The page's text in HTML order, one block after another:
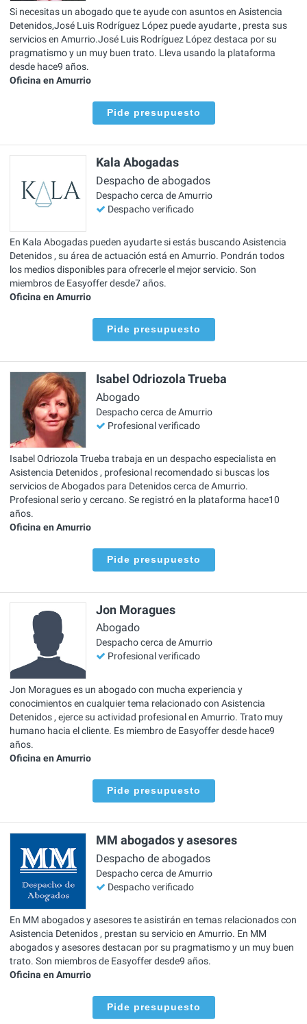
Si necesitas un abogado que te ayude con asuntos en Asistencia
Detenidos,José Luis Rodríguez López puede ayudarte , presta sus
servicios en Amurrio.José Luis Rodríguez López destaca por su
pragmatismo y un muy buen trato. Lleva usando la plataforma
desde hace9 años.
Oficina en Amurrio
Pide presupuesto
Kala Abogadas
Despacho de abogados
Despacho cerca de Amurrio
Despacho verificado
En Kala Abogadas pueden ayudarte si estás buscando Asistencia
Detenidos , su área de actuación está en Amurrio. Pondrán todos
los medios disponibles para ofrecerle el mejor servicio. Son
miembros de Easyoffer desde7 años.
Oficina en Amurrio
Pide presupuesto
Isabel Odriozola Trueba
Abogado
Despacho cerca de Amurrio
Profesional verificado
Isabel Odriozola Trueba trabaja en un despacho especialista en
Asistencia Detenidos , profesional recomendado si buscas los
servicios de Abogados para Detenidos cerca de Amurrio.
Profesional serio y cercano. Se registró en la plataforma hace10
años.
Oficina en Amurrio
Pide presupuesto
Jon Moragues
Abogado
Despacho cerca de Amurrio
Profesional verificado
Jon Moragues es un abogado con mucha experiencia y
conocimientos en cualquier tema relacionado con Asistencia
Detenidos , ejerce su actividad profesional en Amurrio. Trato muy
humano hacia el cliente. Es miembro de Easyoffer desde hace9
años.
Oficina en Amurrio
Pide presupuesto
MM abogados y asesores
Despacho de abogados
Despacho cerca de Amurrio
Despacho verificado
En MM abogados y asesores te asistirán en temas relacionados con
Asistencia Detenidos , prestan su servicio en Amurrio. En MM
abogados y asesores destacan por su pragmatismo y un muy buen
trato. Son miembros de Easyoffer desde9 años.
Oficina en Amurrio
Pide presupuesto